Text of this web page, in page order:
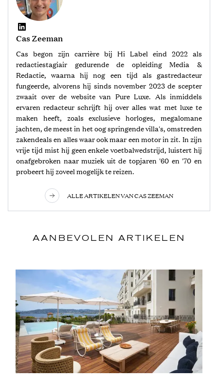
Cas Zeeman
Cas begon zijn carrière bij Hi Label eind 2022 als
redactiestagiair gedurende de opleiding Media &
Redactie, waarna hij nog een tijd als gastredacteur
fungeerde, alvorens hij sinds november 2023 de scepter
zwaait over de website van Pure Luxe. Als inmiddels
ervaren redacteur schrijft hij over alles wat met luxe te
maken heeft, zoals exclusieve horloges, megalomane
jachten, de meest in het oog springende villa's, omstreden
zakendeals en alles waar ook maar een motor in zit. In zijn
vrije tijd mist hij geen enkele voetbalwedstrijd, luistert hij
onafgebroken naar muziek uit de topjaren '60 en '70 en
probeert hij zoveel mogelijk te reizen.
ALLE ARTIKELEN VAN CAS ZEEMAN
AANBEVOLEN ARTIKELEN